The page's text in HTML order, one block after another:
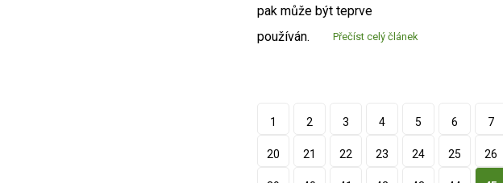
pak může být teprve
používán.
Přečíst celý článek
1 2 3 4 5 6 7
20 21 22 23 24 25 26